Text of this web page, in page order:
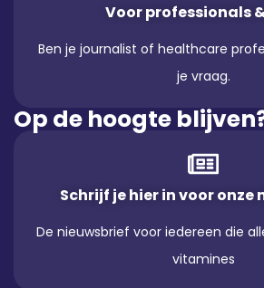
Voor professionals
Ben je journalist of healthcare
je vraag.
Op de hoogte
Schrijf je hier in voor onze
De nieuwsbrief voor iedereen die
vitamines